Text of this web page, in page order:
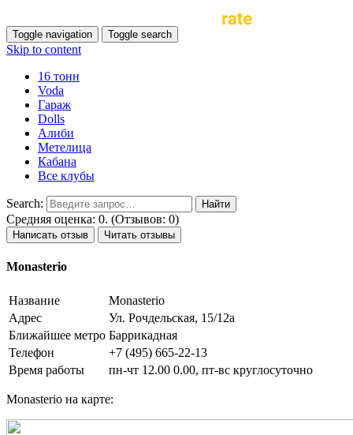
Toggle navigation Toggle search
Skip to content
16 тонн
Voda
Гараж
Dolls
Алиби
Метелица
Кабана
Все клубы
Search:
Средняя оценка: 0. (Отзывов: 0)
Написать отзыв Читать отзывы
Monasterio
Название
Monasterio
Адрес
Ул. Рочдельская, 15/12a
Ближайшее метро Баррикадная
Телефон
+7 (495) 665-22-13
Время работы
пн-чт 12.00 0.00, пт-вс круглосуточно
Monasterio на карте: